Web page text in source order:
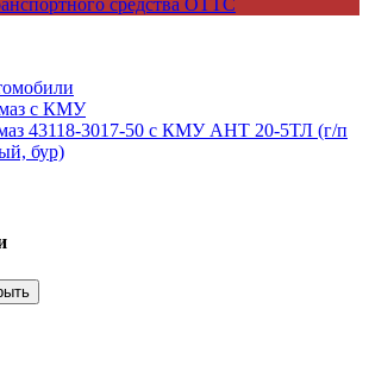
средства ОТТС
с КМУ
43118-3017-50 с КМУ АНТ 20-5ТЛ (г/п
бур)